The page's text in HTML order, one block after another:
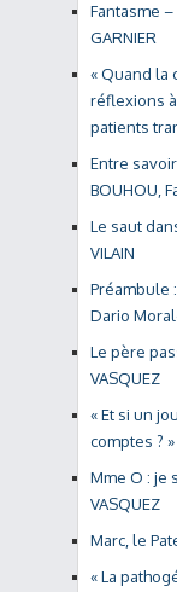
Fantasme
GARNIER
« Quand la
réflexions
patients
Entre
BOUHOU,
Le saut
VILAIN
Préambule
Dario
Le père
VASQUEZ
« Et si un
comptes ?
Mme O : je
VASQUEZ
Marc, le
« La